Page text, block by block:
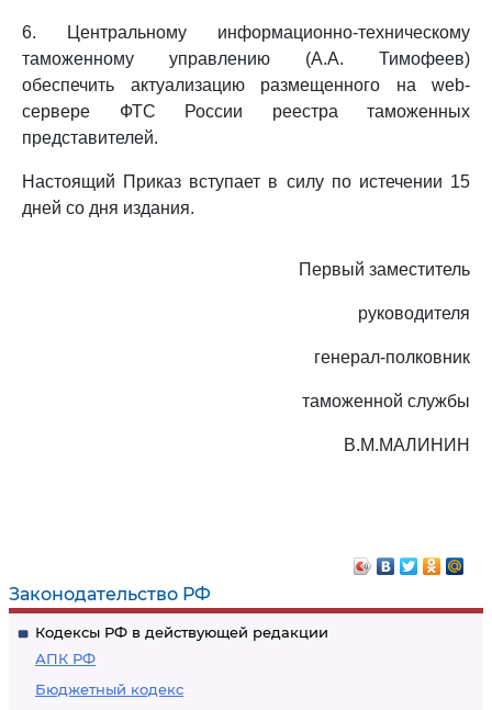
Законодательство РФ
Кодексы РФ в действующей редакции
АПК РФ
Бюджетный кодекс
6. Центральному информационно-техническому
таможенному управлению (А.А. Тимофеев)
обеспечить актуализацию размещенного на web-
сервере ФТС России реестра таможенных
представителей.
Настоящий Приказ вступает в силу по истечении 15
дней со дня издания.
Первый заместитель
руководителя
генерал-полковник
таможенной службы
В.М.МАЛИНИН